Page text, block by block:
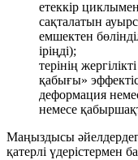
етеккір
сақталатын
емшектен
іріңді);
терінің
қабығы»
деформация
немесе
Маңыздысы
қатерлі үдерістермен